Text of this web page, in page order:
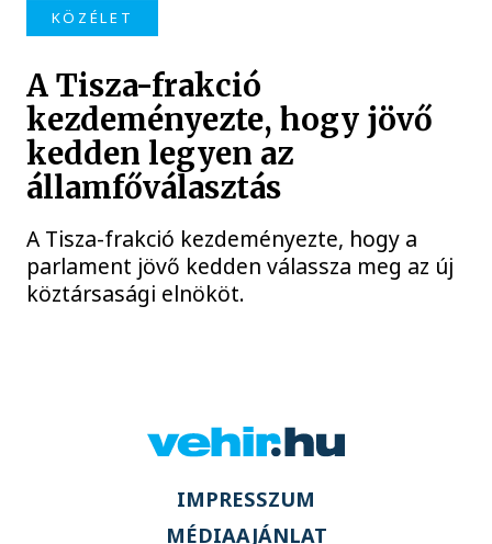
KÖZÉLET
A Tisza-frakció
kezdeményezte, hogy jövő
kedden legyen az
államfőválasztás
A Tisza-frakció kezdeményezte, hogy a
parlament jövő kedden válassza meg az új
köztársasági elnököt.
IMPRESSZUM
MÉDIAAJÁNLAT